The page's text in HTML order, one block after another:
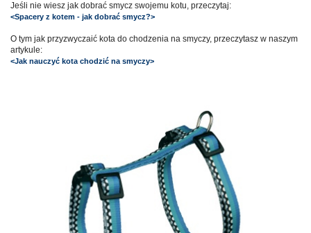
Jeśli nie wiesz jak dobrać smycz swojemu kotu, przeczytaj:
<Spacery z kotem - jak dobrać smycz?>
O tym jak przyzwyczaić kota do chodzenia na smyczy, przeczytasz w naszym
artykule:
<Jak nauczyć kota chodzić na smyczy>